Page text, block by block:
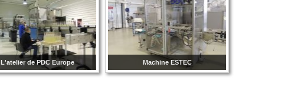
L'atelier de PDC Europe Machine ESTEC